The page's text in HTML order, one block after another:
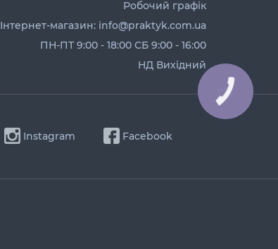
Робочий графік
Інтернет-магазин: info@praktyk.com.ua
ПН-ПТ 9:00 - 18:00 СБ 9:00 - 16:00
НД Вихідний
Instagram Facebook